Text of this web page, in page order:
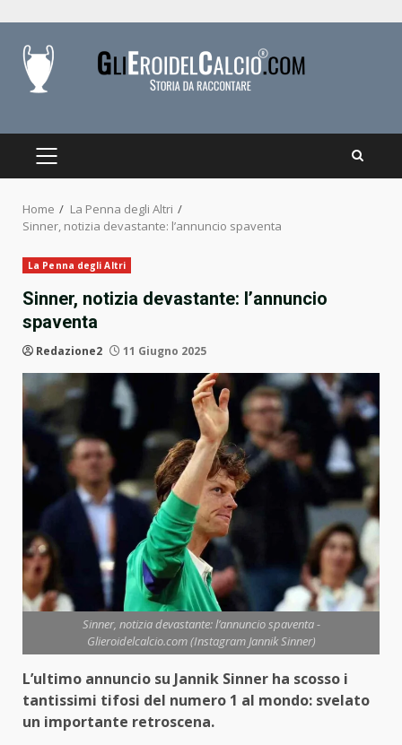
content
PRIMARY
Home
La Penna degli Altri
Sinner, notizia devastante: l’annuncio spaventa
La Penna degli Altri
Sinner, notizia devastante: l’annuncio
spaventa
Redazione2 11 Giugno 2025
Sinner, notizia devastante: l’annuncio spaventa -
Glieroidelcalcio.com (Instagram Jannik Sinner)
L’ultimo annuncio su Jannik Sinner ha scosso i
tantissimi tifosi del numero 1 al mondo: svelato
un importante retroscena.